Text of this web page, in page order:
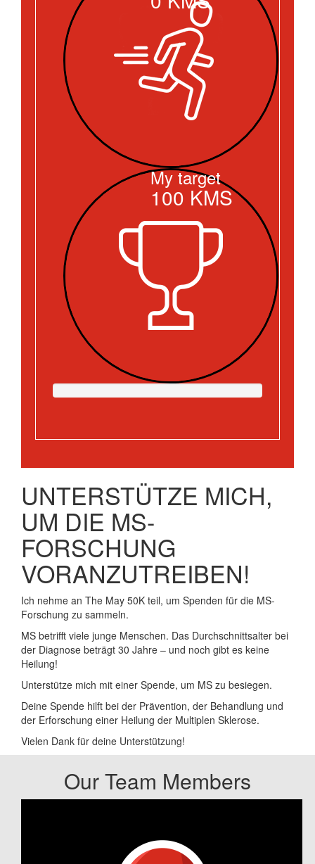
My target
100 KMS
UNTERSTÜTZE MICH,
UM DIE MS-
FORSCHUNG
VORANZUTREIBEN!
Ich nehme an The May 50K teil, um Spenden für die MS-
Forschung zu sammeln.
MS betrifft viele junge Menschen. Das Durchschnittsalter bei
der Diagnose beträgt 30 Jahre – und noch gibt es keine
Heilung!
Unterstütze mich mit einer Spende, um MS zu besiegen.
Deine Spende hilft bei der Prävention, der Behandlung und
der Erforschung einer Heilung der Multiplen Sklerose.
Vielen Dank für deine Unterstützung!
Our Team Members